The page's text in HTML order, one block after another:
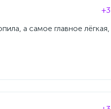
+3
а самое главное лёгкая,